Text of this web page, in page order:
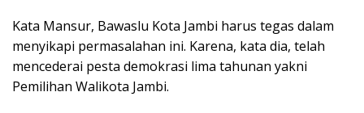
Kata Mansur, Bawaslu Kota Jambi harus tegas dalam
menyikapi permasalahan ini. Karena, kata dia, telah
mencederai pesta demokrasi lima tahunan yakni
Pemilihan Walikota Jambi.